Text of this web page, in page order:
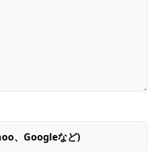
、Googleなど)